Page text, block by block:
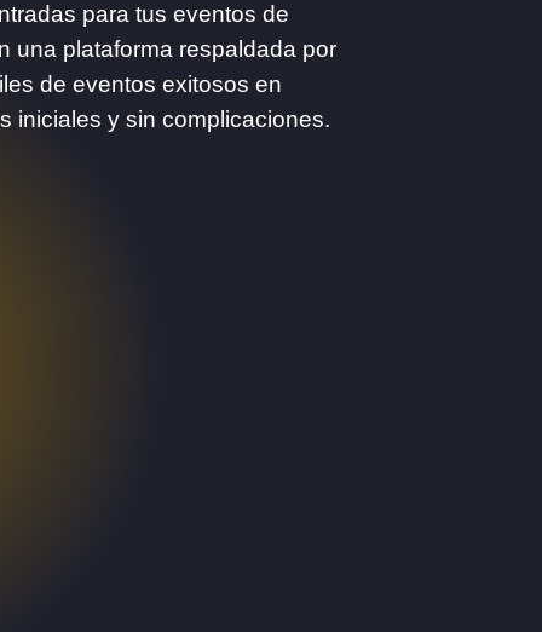
para tus eventos de
una plataforma respaldada por
de eventos exitosos en
iniciales y sin complicaciones.